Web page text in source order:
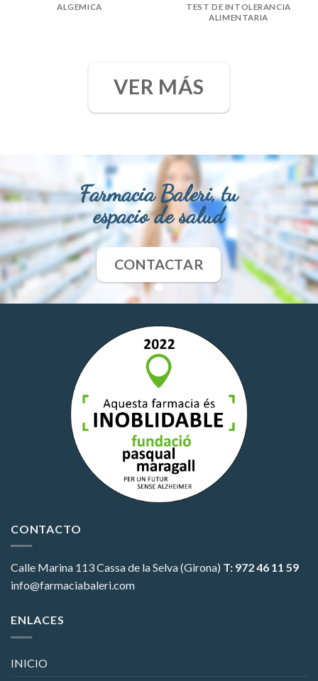
ALGEMICA
TEST DE INTOLERANCIA
ALIMENTARIA
VER MÁS
Farmacia Baleri, tu
espacio de salud
CONTACTAR
CONTACTO
Calle Marina 113Cassa de la Selva (Girona) T: 972 46 11 59
info@farmaciabaleri.com
ENLACES
INICIO